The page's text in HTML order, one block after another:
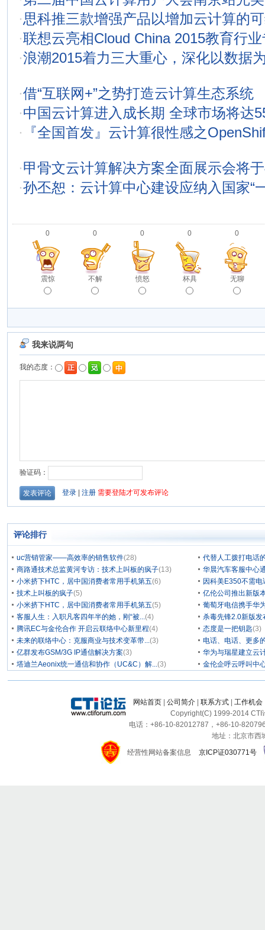
·思科推三款增强产品以增加云计算的
·联想云亮相Cloud China 2015教育行
·浪潮2015着力三大重心，深化以数据
·借“互联网+”之势打造云计算生态系统
·中国云计算进入成长期 全球市场将达
· 『全国首发』云计算很性感之
·甲骨文云计算解决方案全面展示会将
·孙丕恕：云计算中心建设应纳入国家“
0
震惊
0
不解
0
愤怒
0
杯具
0
无聊
评论排行
uc营销管家——高效率的销售软件(28)
代替人工拨打电话
商路通技术总监黄河专访：技术上叫板的疯子(13)
华晨汽车客服中心
小米挤下HTC，居中国消费者常用手机第五(6)
因科美E350不需
技术上叫板的疯子(5)
亿伦公司推出新版
小米挤下HTC，居中国消费者常用手机第五(5)
葡萄牙电信携手华
客服人生：入职凡客四年半的她，刚“被...(4)
杀毒先锋2.0新版发
腾讯EC与金伦合作 开启云联络中心新里程(4) 态度是一把钥匙(3)
未来的联络中心：克服商业与技术变革带...(3)
电话、电话、更多
亿群发布GSM/3G IP通信解决方案(3)
华为与瑞星建立云
塔迪兰Aeonix统一通信和协作（UC&C）解...(3) 金伦企呼云呼叫中
网站首页 公司简介 联系方式 工作机会
Copyright(C) 1999-2014 CTI
电话：+86-10-82012787，+86-10-
地址：北京市西
经营性网站备案信息
京ICP证030771号